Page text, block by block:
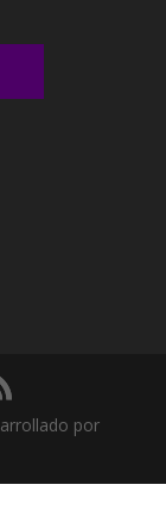
por